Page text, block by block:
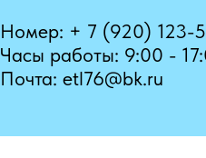
Номер: + 7 (920) 123-
Часы работы: 9:00 -
Почта: etl76@bk.ru